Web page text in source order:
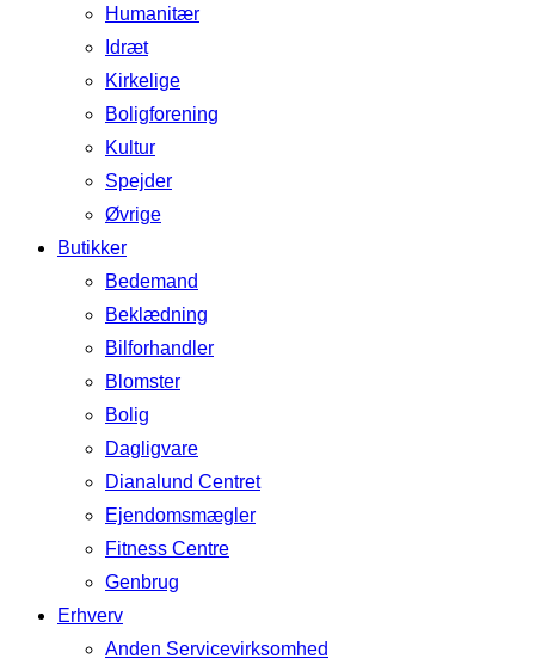
Humanitær
Idræt
Kirkelige
Boligforening
Kultur
Spejder
Øvrige
Butikker
Bedemand
Beklædning
Bilforhandler
Blomster
Bolig
Dagligvare
Dianalund Centret
Ejendomsmægler
Fitness Centre
Genbrug
Erhverv
Anden Servicevirksomhed